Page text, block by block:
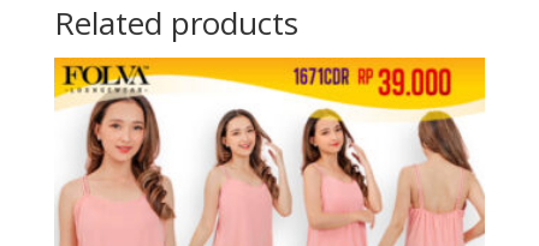
Related products